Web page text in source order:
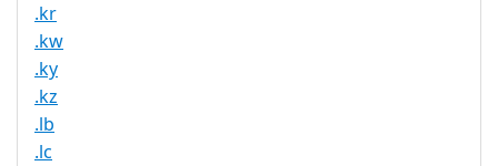
.kr
.kw
.ky
.kz
.lb
.lc